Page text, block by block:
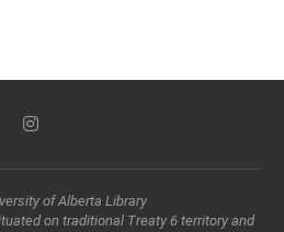
of Alberta Library
on traditional Treaty 6 territory and